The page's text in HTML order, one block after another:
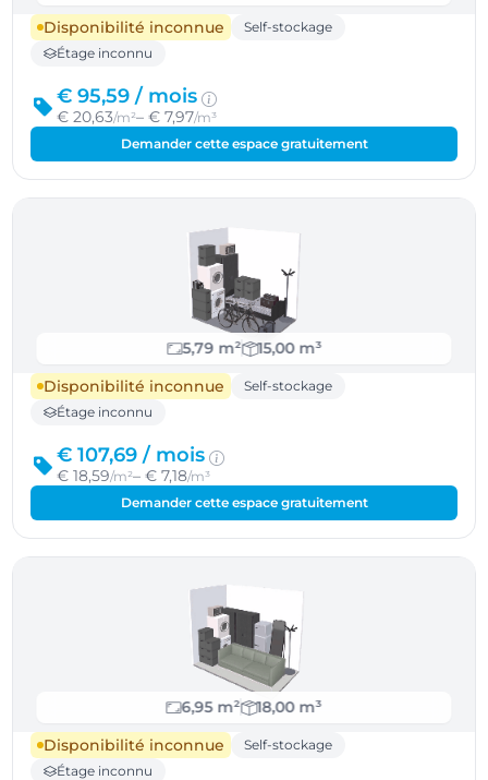
Disponibilité inconnue
Self-stockage
Étage inconnu
€ 95,59 / mois
€ 20,63/m²– € 7,97/m³
Demander cette espace gratuitement
5,79 m²
15,00 m³
Disponibilité inconnue
Self-stockage
Étage inconnu
€ 107,69 / mois
€ 18,59/m²– € 7,18/m³
Demander cette espace gratuitement
6,95 m²
18,00 m³
Disponibilité inconnue
Self-stockage
Étage inconnu